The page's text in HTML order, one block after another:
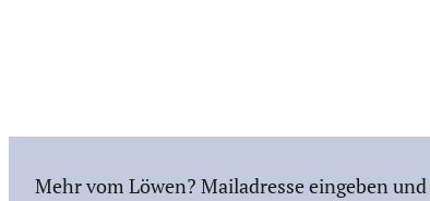
Mehr vom Löwen? Mailadresse eingeben